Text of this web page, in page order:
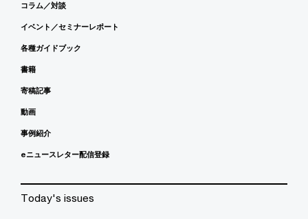
コラム／対談
イベント／セミナーレポート
各種ガイドブック
書籍
寄稿記事
動画
事例紹介
eニュースレター配信登録
Today's issues